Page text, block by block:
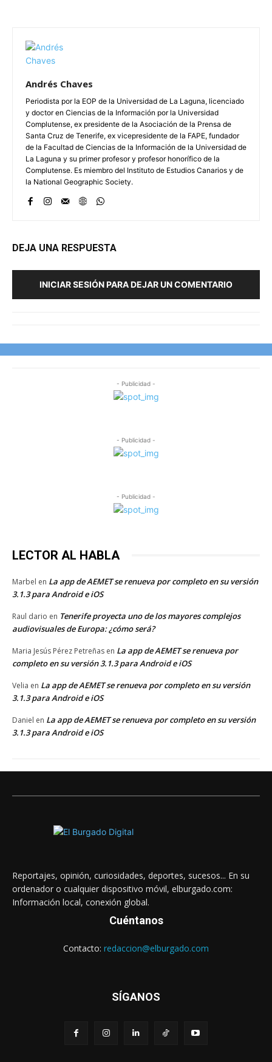
Andrés Chaves
Periodista por la EOP de la Universidad de La Laguna, licenciado
y doctor en Ciencias de la Información por la Universidad
Complutense, ex presidente de la Asociación de la Prensa de
Santa Cruz de Tenerife, ex vicepresidente de la FAPE, fundador
de la Facultad de Ciencias de la Información de la Universidad de
La Laguna y su primer profesor y profesor honorífico de la
Complutense. Es miembro del Instituto de Estudios Canarios y de
la National Geographic Society.
DEJA UNA RESPUESTA
INICIAR SESIÓN PARA DEJAR UN COMENTARIO
- Publicidad -
- Publicidad -
- Publicidad -
LECTOR AL HABLA
Marbel en La app de AEMET se renueva por completo en su versión
3.1.3 para Android e iOS
Raul dario en Tenerife proyecta uno de los mayores complejos
audiovisuales de Europa: ¿cómo será?
Maria Jesús Pérez Petreñas en La app de AEMET se renueva por
completo en su versión 3.1.3 para Android e iOS
Velia en La app de AEMET se renueva por completo en su versión
3.1.3 para Android e iOS
Daniel en La app de AEMET se renueva por completo en su versión
3.1.3 para Android e iOS
Reportajes, opinión, curiosidades, deportes, sucesos... En su
ordenador o cualquier dispositivo móvil, elburgado.com:
Información local, conexión global.
Cuéntanos
Contacto: redaccion@elburgado.com
SÍGANOS